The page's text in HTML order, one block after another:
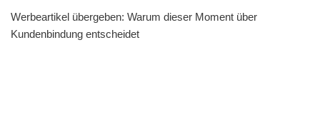
Werbeartikel übergeben: Warum dieser Moment über
Kundenbindung entscheidet